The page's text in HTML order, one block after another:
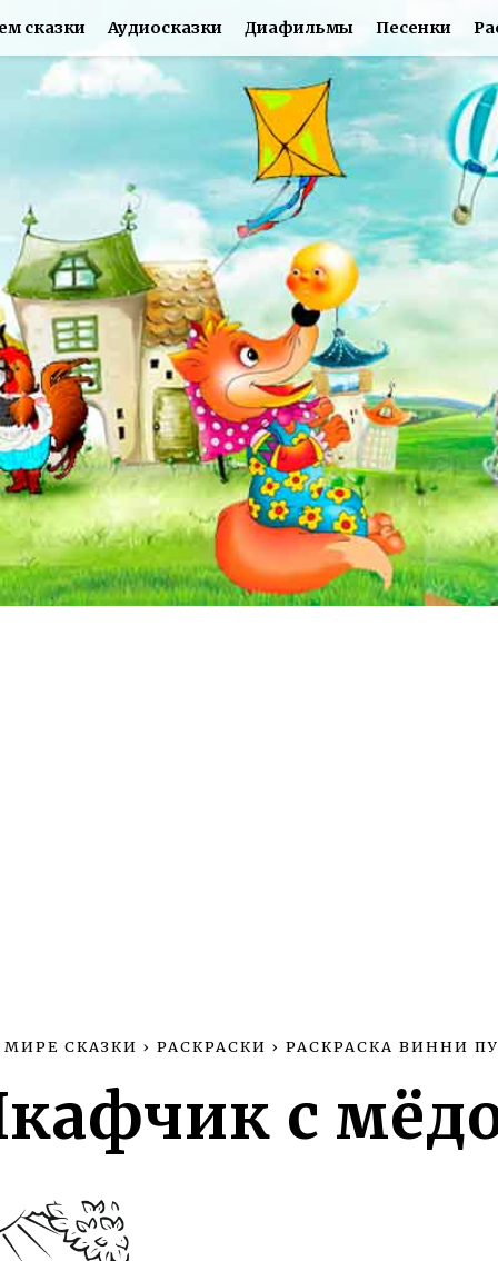
сказки Аудиосказки Диафильмы Песенки
МИРЕ СКАЗКИ › РАСКРАСКИ › РАСКРАСКА ВИННИ
с